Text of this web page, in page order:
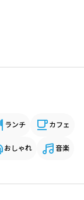
ランチ カフェ
おしゃれ 音楽